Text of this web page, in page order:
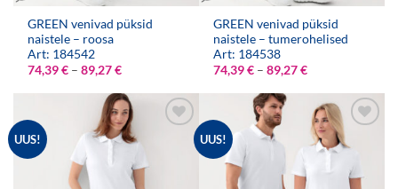
GREEN venivad püksid
naistele – roosa
Art: 184542
74,39€ – 89,27€Hinnavahemik:
kuni
89,27 €
GREEN venivad püksid
naistele – tumerohelised
Art: 184538
74,39€ – 89,27€Hinnavahemik:
kuni
89,27 €
UUS! UUS!